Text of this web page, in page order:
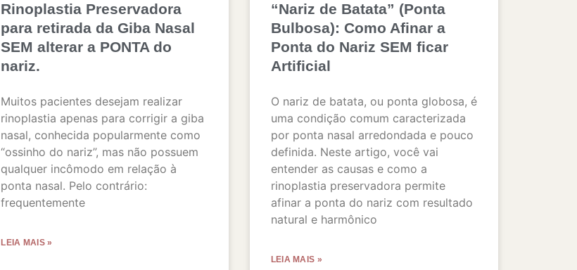
Rinoplastia Preservadora
para retirada da Giba Nasal
SEM alterar a PONTA do
nariz.
Muitos pacientes desejam realizar
rinoplastia apenas para corrigir a giba
nasal, conhecida popularmente como
“ossinho do nariz”, mas não possuem
qualquer incômodo em relação à
ponta nasal. Pelo contrário:
frequentemente
LEIA MAIS »
“Nariz de Batata” (Ponta
Bulbosa): Como Afinar a
Ponta do Nariz SEM ficar
Artificial
O nariz de batata, ou ponta globosa, é
uma condição comum caracterizada
por ponta nasal arredondada e pouco
definida. Neste artigo, você vai
entender as causas e como a
rinoplastia preservadora permite
afinar a ponta do nariz com resultado
natural e harmônico
LEIA MAIS »